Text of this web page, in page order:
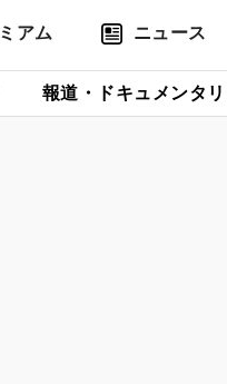
アム ニュース
報道・ドキュメンタ